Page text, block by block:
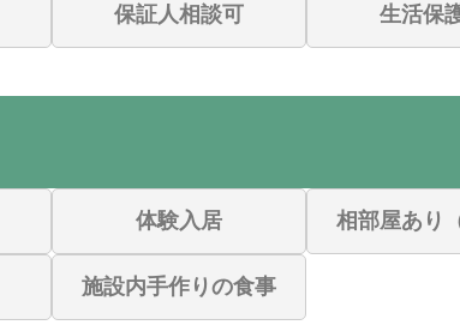
保証人相談可 生活保
体験入居 相部屋あり
施設内手作りの食事